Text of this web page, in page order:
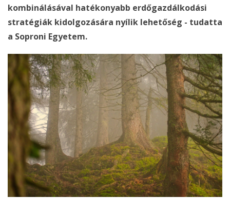
kombinálásával hatékonyabb erdőgazdálkodási
stratégiák kidolgozására nyílik lehetőség - tudatta
a Soproni Egyetem.